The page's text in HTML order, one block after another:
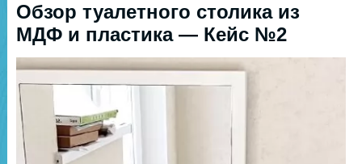
Обзор туалетного столика из
МДФ и пластика — Кейс №2